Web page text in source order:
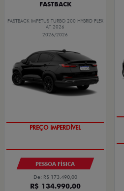
FASTBACK
FASTBACK IMPETUS TURBO 200 HYBRID FLEX
AT 2026
2026/2026
PREÇO IMPERDÍVEL
PESSOA FÍSICA
De: R$ 173.490,00
R$ 134.990,00